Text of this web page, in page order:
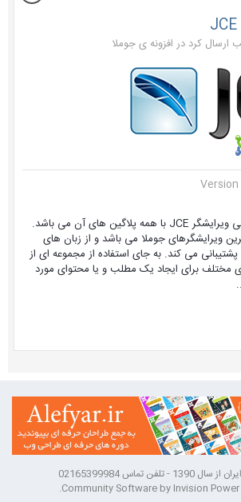
افزونه ی جوملا
این محصول نسخه اصلی ویرایشگر JCE با همه پلاگین های آن می باشد.
ویرایشگرهای جوملا می باشد و از زبان های
می کند. به جای استفاده از مجموعه ای از
مختلف برای ایجاد یک مطلب و یا محتوای مورد
تلفن تماس 02165399984
Community Software by Invision Power